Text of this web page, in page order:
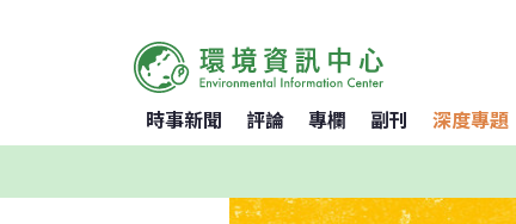
時事新聞 評論 專欄 副刊 深度專題